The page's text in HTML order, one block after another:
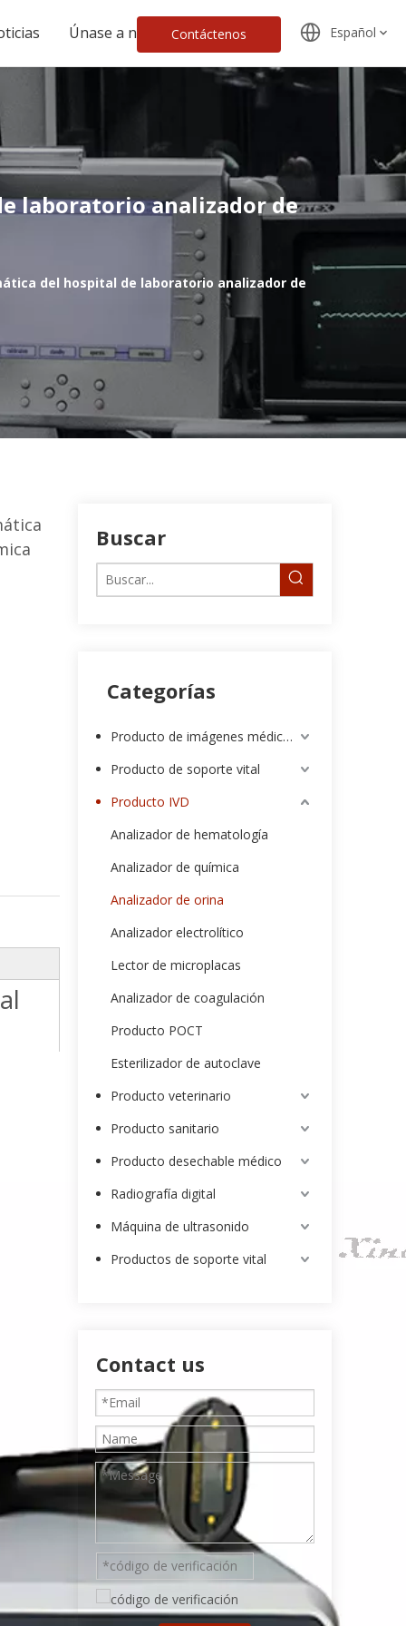
Únase a nosotrosContáctenos Español
laboratorio analizador de
del hospital de laboratorio analizador de
Buscar
Categorías
Producto de imágenes médicas
Producto de soporte vital
Producto IVD
Analizador de hematología
Analizador de química
Analizador de orina
Analizador electrolítico
Lector de microplacas
Analizador de coagulación
Producto POCT
Esterilizador de autoclave
Producto veterinario
Producto sanitario
Producto desechable médico
Radiografía digital
Máquina de ultrasonido
Productos de soporte vital
Contact us